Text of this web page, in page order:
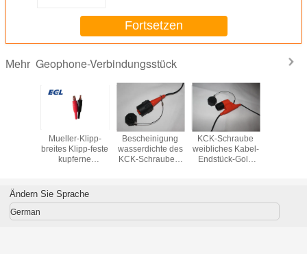
Fortsetzen
Mehr Geophone-Verbindungsstück
Mueller-Klipp-
breites Klipp-feste
kupferne
Ampere
veranschlagen
Bescheinigung
wasserdichte des
KCK-Schrauben-
KCK-Schraube
weibliches Kabel-
Endstück-Gold
Ändern Sie Sprache
German